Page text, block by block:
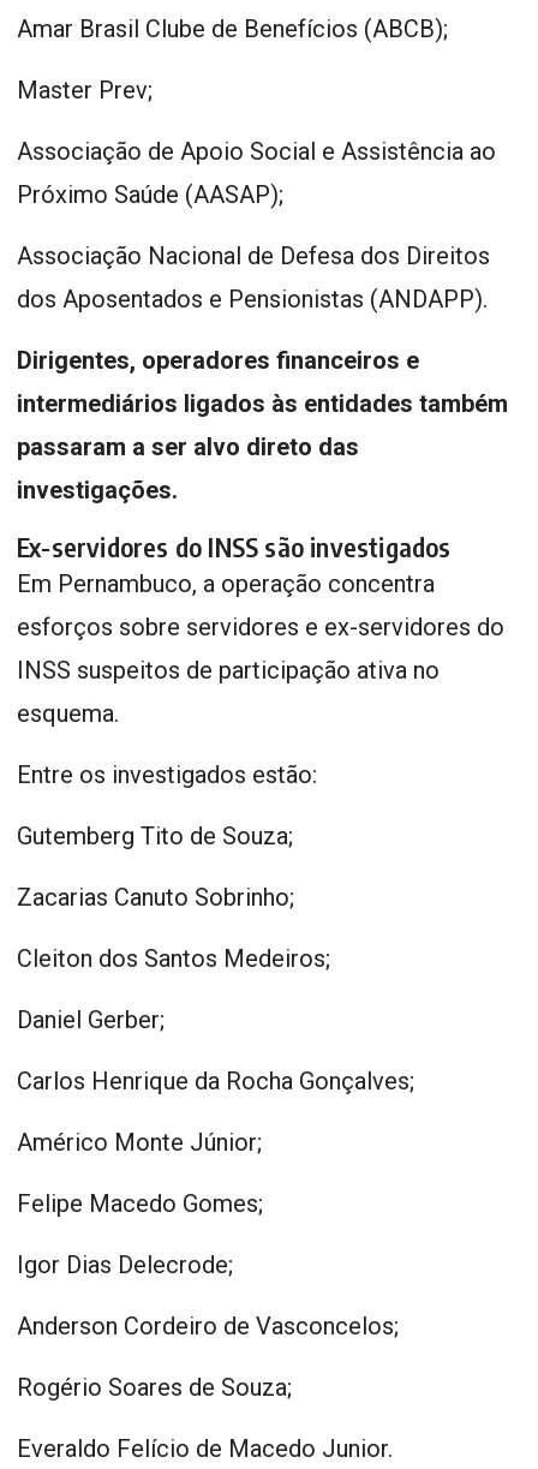
Amar Brasil Clube de Benefícios (ABCB);
Master Prev;
Associação de Apoio Social e Assistência ao
Próximo Saúde (AASAP);
Associação Nacional de Defesa dos Direitos
dos Aposentados e Pensionistas (ANDAPP).
Dirigentes, operadores financeiros e
intermediários ligados às entidades também
passaram a ser alvo direto das
investigações.
Ex-servidores do INSS são investigados
Em Pernambuco, a operação concentra
esforços sobre servidores e ex-servidores do
INSS suspeitos de participação ativa no
esquema.
Entre os investigados estão:
Gutemberg Tito de Souza;
Zacarias Canuto Sobrinho;
Cleiton dos Santos Medeiros;
Daniel Gerber;
Carlos Henrique da Rocha Gonçalves;
Américo Monte Júnior;
Felipe Macedo Gomes;
Igor Dias Delecrode;
Anderson Cordeiro de Vasconcelos;
Rogério Soares de Souza;
Everaldo Felício de Macedo Junior.